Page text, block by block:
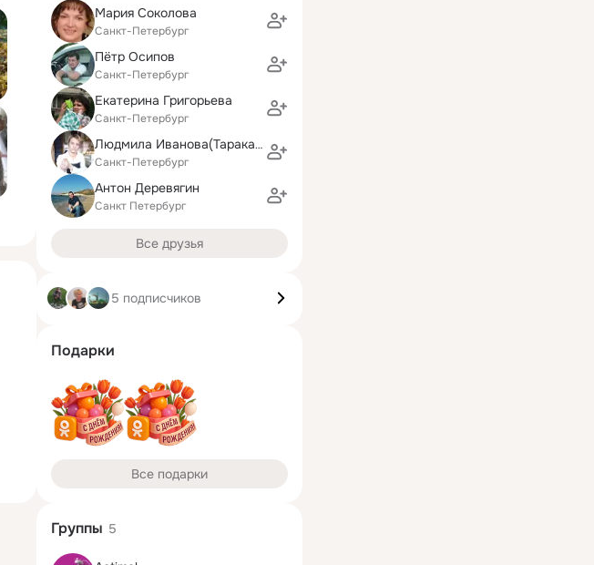
Мария Соколова
Санкт-Петербург
Пётр Осипов
Санкт-Петербург
Екатерина Григорьева
Санкт-Петербург
Людмила Иванова(Тараканова)
Санкт-Петербург
Антон Деревягин
Санкт Петербург
Все друзья
5 подписчиков
Подарки
Все подарки
Группы 5